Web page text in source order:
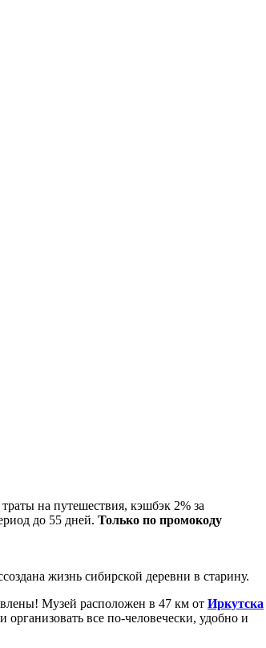
на путешествия, кэшбэк 2% за
до 55 дней. Только по промокоду
жизнь сибирской деревни в старину.
Музей расположен в 47 км от Иркутска
все по-человечески, удобно и